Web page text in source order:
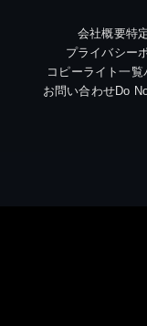
会社概要特
プライバシー
コピーライト一覧
お問い合わせDo